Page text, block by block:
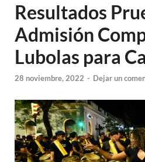
Resultados
Admisión
Lubolas para
28 noviembre, 2022 - Dejar un